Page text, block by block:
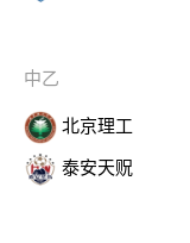
中乙
北京理工
泰安天贶